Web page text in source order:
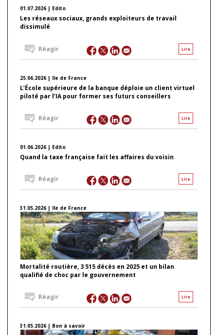
01.07.2026 | Edito
Les réseaux sociaux, grands exploiteurs de travail
dissimulé
Lire
Réagir
25.06.2026 | Ile de France
L’École supérieure de la banque déploie un client virtuel
piloté par l’IA pour former ses futurs conseillers
Lire
Réagir
01.06.2026 | Edito
Quand la taxe française fait les affaires du voisin
Lire
Réagir
31.05.2026 | Ile de France
Mortalité routière, 3 515 décès en 2025 et un bilan
qualifié de choc par le gouvernement
Lire
Réagir
31.05.2026 | Bon à savoir